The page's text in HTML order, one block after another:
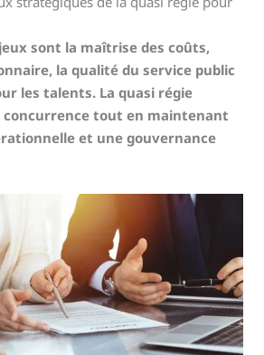
sont la maîtrise des coûts,
la qualité du service public
les talents. La quasi régie
concurrence tout en maintenant
et une gouvernance